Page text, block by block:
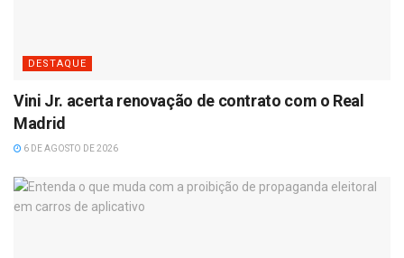
DESTAQUE
Vini Jr. acerta renovação de contrato com o Real
Madrid
6 DE AGOSTO DE 2026